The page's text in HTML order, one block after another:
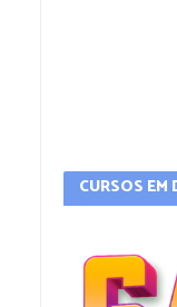
CURSOS EM